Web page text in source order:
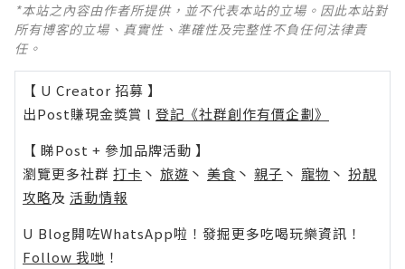
*本站之內容由作者所提供，並不代表本站的立場。因此本站對
所有博客的立場、真實性、準確性及完整性不負任何法律責
任。
【 U Creator 招募 】
出Post賺現金獎賞 l 登記《社群創作有價企劃》
【 睇Post + 參加品牌活動 】
瀏覽更多社群 打卡 丶 旅遊 丶 美食 丶 親子 丶 寵物 丶 扮靚
攻略及 活動情報
U Blog開咗WhatsApp啦！發掘更多吃喝玩樂資訊！
Follow 我哋 ！